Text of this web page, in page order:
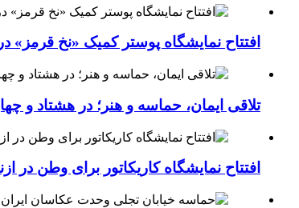
افتتاح نمایشگاه پوستر کمیک «نخ قرمز» در
تلاقی ایمان، حماسه و هنر؛ در هشتاد و
افتتاح نمایشگاه کاریکاتور برای وطن در